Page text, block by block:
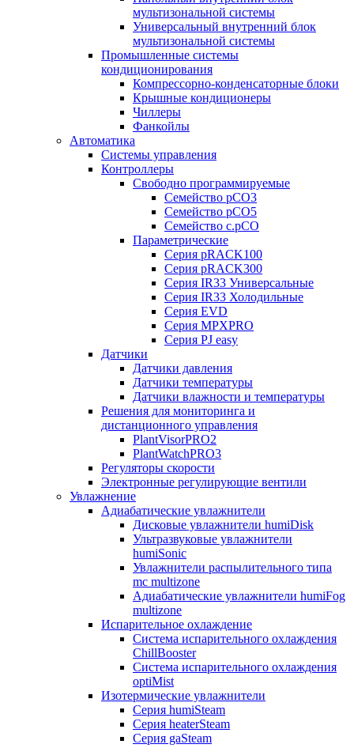
мультизональной системы
Универсальный внутренний блок
мультизональной системы
Промышленные системы
кондиционирования
Компрессорно-конденсаторные блоки
Крышные кондиционеры
Чиллеры
Фанкойлы
Автоматика
Системы управления
Контроллеры
Свободно программируемые
Семейство pCO3
Семейство pCO5
Семейство c.pCO
Параметрические
Серия pRACK100
Серия pRACK300
Серия IR33 Универсальные
Серия IR33 Холодильные
Серия EVD
Серия MPXPRO
Серия PJ easy
Датчики
Датчики давления
Датчики температуры
Датчики влажности и температуры
Решения для мониторинга и
дистанционного управления
PlantVisorPRO2
PlantWatchPRO3
Регуляторы скорости
Электронные регулирующие вентили
Увлажнение
Адиабатические увлажнители
Дисковые увлажнители humiDisk
Ультразвуковые увлажнители
humiSonic
Увлажнители распылительного типа
mc multizone
Адиабатические увлажнители humiFog
multizone
Испарительное охлаждение
Система испарительного охлаждения
ChillBooster
Система испарительного охлаждения
optiMist
Изотермические увлажнители
Серия humiSteam
Серия heaterSteam
Серия gaSteam